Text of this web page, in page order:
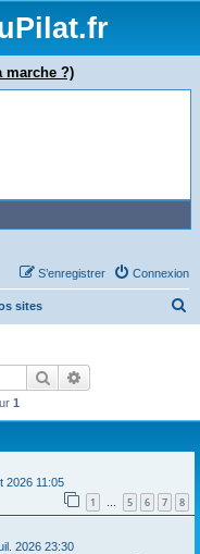
marche ?)
Connexion
S’enregistrer
sites
e
Rechercher
1
2026 11:05
1 … 5 6 7 8
2026 23:30